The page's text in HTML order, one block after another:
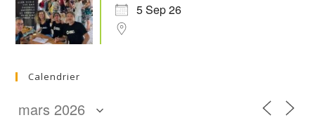
5 Sep 26
Calendrier